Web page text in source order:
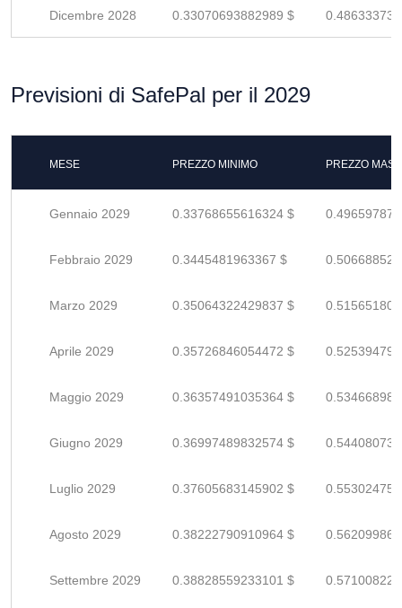
Dicembre 2028 0.33070693882989 $
Previsioni di SafePal per il 2029
MESE PREZZO MINIMO PREZZO
Gennaio 2029 0.33768655616324 $
Febbraio 2029 0.3445481963367 $
Marzo 2029 0.35064322429837 $
Aprile 2029 0.35726846054472 $
Maggio 2029 0.36357491035364 $
Giugno 2029 0.36997489832574 $
Luglio 2029 0.37605683145902 $
Agosto 2029 0.38222790910964 $
Settembre 2029 0.38828559233101 $